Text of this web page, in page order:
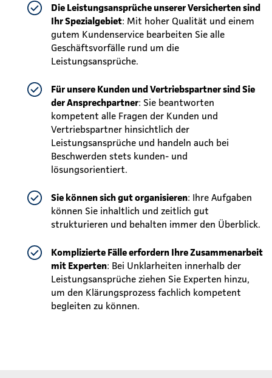
Die Leistungsansprüche unserer Versicherten sind
Ihr Spezialgebiet: Mit hoher Qualität und einem
gutem Kundenservice bearbeiten Sie alle
Geschäftsvorfälle rund um die
Leistungsansprüche.
Für unsere Kunden und Vertriebspartner sind Sie
der Ansprechpartner: Sie beantworten
kompetent alle Fragen der Kunden und
Vertriebspartner hinsichtlich der
Leistungsansprüche und handeln auch bei
Beschwerden stets kunden- und
lösungsorientiert.
Sie können sich gut organisieren: Ihre Aufgaben
können Sie inhaltlich und zeitlich gut
strukturieren und behalten immer den Überblick.
Komplizierte Fälle erfordern Ihre Zusammenarbeit
mit Experten: Bei Unklarheiten innerhalb der
Leistungsansprüche ziehen Sie Experten hinzu,
um den Klärungsprozess fachlich kompetent
begleiten zu können.